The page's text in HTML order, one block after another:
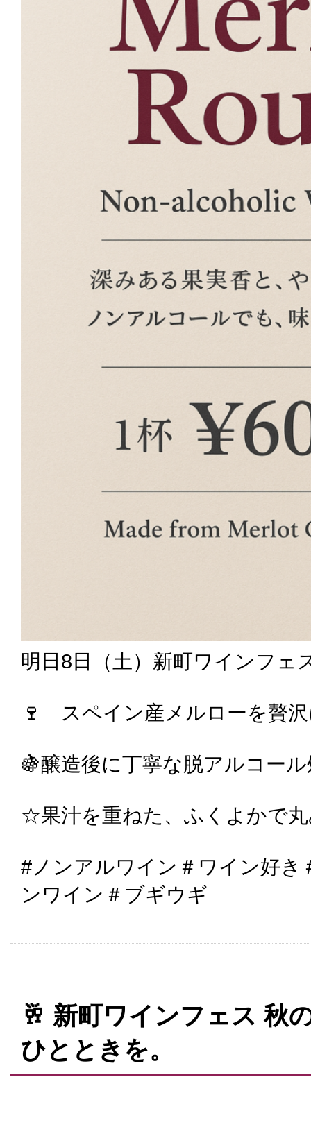
明日8日（土）新町ワインフェ
🍷 スペイン産メルローを贅
🍇醸造後に丁寧な脱アルコー
☆果汁を重ねた、ふくよかで
#ノンアルワイン＃ワイン好き
ンワイン＃ブギウギ
🥂 新町ワインフェス 秋
ひとときを。